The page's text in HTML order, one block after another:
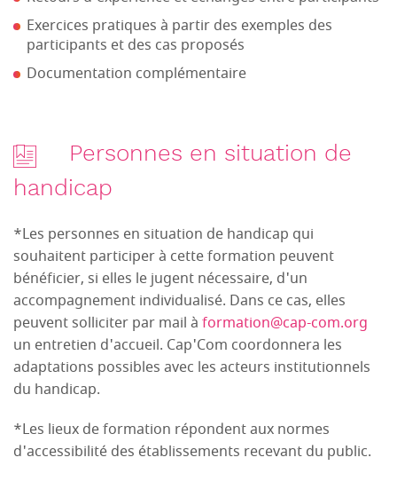
Exercices pratiques à partir des exemples des
participants et des cas proposés
Documentation complémentaire
Personnes en situation de
handicap
*Les personnes en situation de handicap qui
souhaitent participer à cette formation peuvent
bénéficier, si elles le jugent nécessaire, d'un
accompagnement individualisé. Dans ce cas, elles
peuvent solliciter par mail à formation@cap-com.org
un entretien d'accueil. Cap'Com coordonnera les
adaptations possibles avec les acteurs institutionnels
du handicap.
*Les lieux de formation répondent aux normes
d'accessibilité des établissements recevant du public.